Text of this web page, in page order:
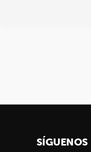
SÍGUENOS